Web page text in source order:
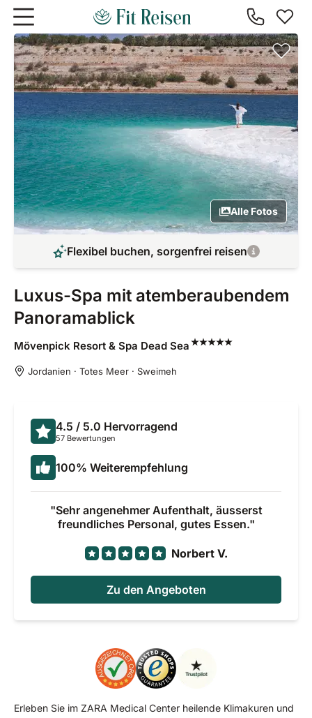
Zum Hauptinhalt springen
Alle Fotos
Flexibel buchen, sorgenfrei reisen
Luxus-Spa mit atemberaubendem
Panoramablick
Mövenpick Resort & Spa Dead Sea
Jordanien · Totes Meer · Sweimeh
4.5 / 5.0 Hervorragend
57 Bewertungen
100% Weiterempfehlung
Sehr angenehmer Aufenthalt, äusserst
freundliches Personal, gutes Essen.
Norbert V.
Zu den Angeboten
Erleben Sie im ZARA Medical Center heilende Klimakuren und